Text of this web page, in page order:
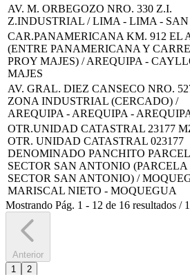
AV. M. ORBEGOZO NRO. 330 Z.I.
Z.INDUSTRIAL / LIMA - LIMA -
CAR.PANAMERICANA KM. 912 EL
(ENTRE PANAMERICANA Y
PROY MAJES) / AREQUIPA -
MAJES
AV. GRAL. DIEZ CANSECO NRO.
ZONA INDUSTRIAL (CERCADO) /
AREQUIPA - AREQUIPA -
OTR.UNIDAD CATASTRAL 23177
OTR. UNIDAD CATASTRAL 023177
DENOMINADO PANCHITO
SECTOR SAN ANTONIO (PARCELA
SECTOR SAN ANTONIO) /
MARISCAL NIETO - MOQUEGUA
Mostrando Pág. 1 - 12 de 16 resultados /
Anterior
1
2